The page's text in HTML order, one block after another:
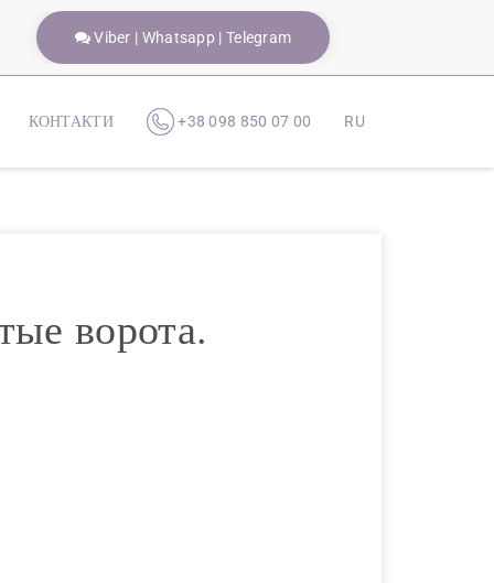
Viber | Whatsapp | Telegram
КОНТАКТИ +38 098 850 07 00 RU
ворота.